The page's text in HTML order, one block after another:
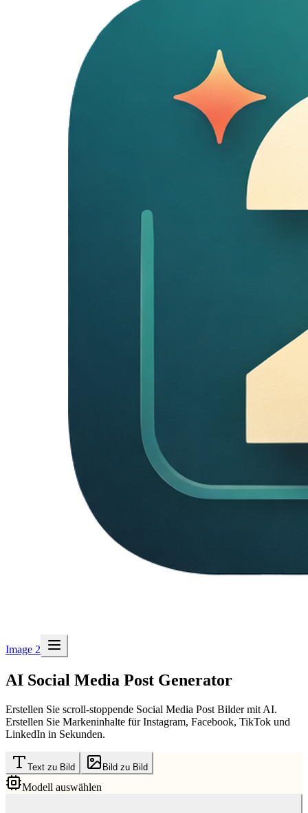
Image 2
AI Social Media Post Generator
Erstellen Sie scroll-stoppende Social Media Post Bilder mit AI.
Erstellen Sie Markeninhalte für Instagram, Facebook, TikTok und
LinkedIn in Sekunden.
Text zu Bild Bild zu Bild
Modell auswählen